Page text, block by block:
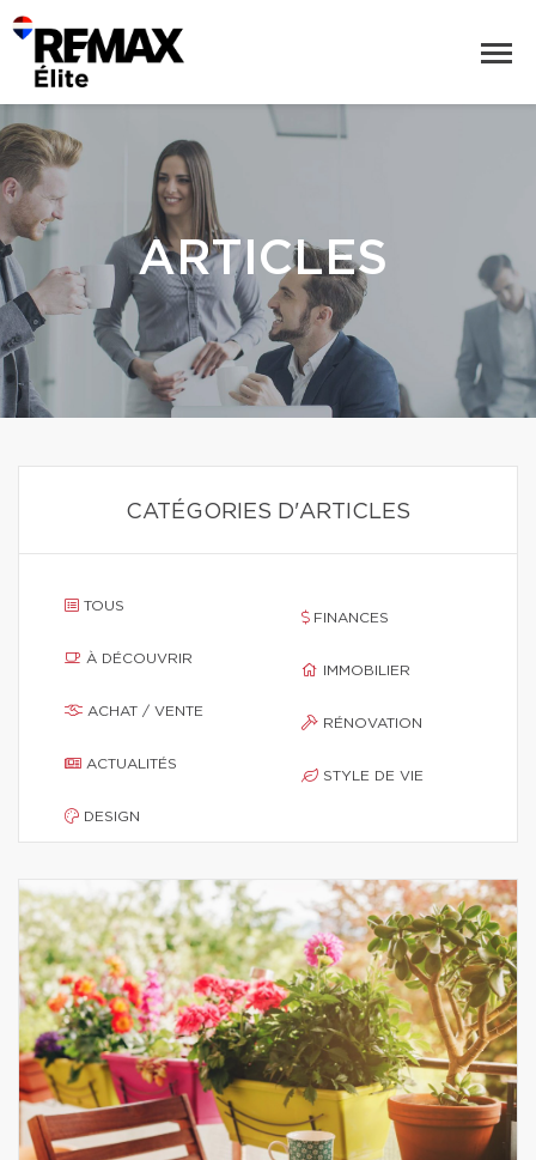
ARTICLES
CATÉGORIES D'ARTICLES
TOUS
À DÉCOUVRIR
ACHAT / VENTE
ACTUALITÉS
DESIGN
FINANCES
IMMOBILIER
RÉNOVATION
STYLE DE VIE